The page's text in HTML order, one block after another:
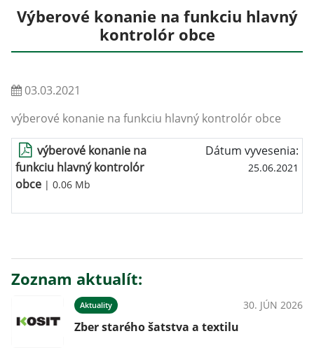
Výberové konanie na funkciu hlavný
kontrolór obce
03.03.2021
výberové konanie na funkciu hlavný kontrolór obce
výberové konanie na
funkciu hlavný kontrolór
obce | 0.06 Mb
Dátum vyvesenia:
25.06.2021
Zoznam aktualít:
Aktuality 30. JÚN 2026
Zber starého šatstva a textilu